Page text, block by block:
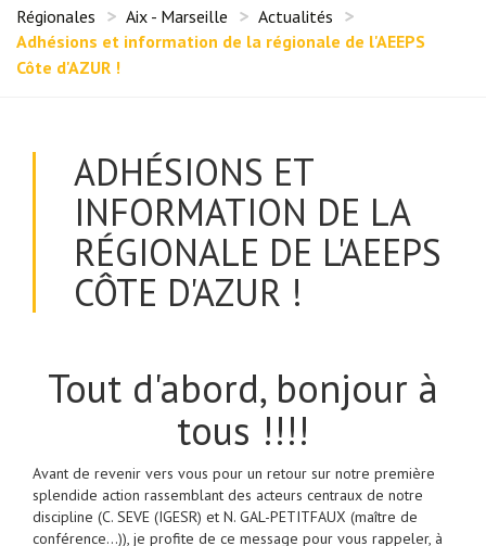
Régionales Aix - Marseille
Actualités
Adhésions et information de la régionale de l'AEEPS
Côte d'AZUR !
ADHÉSIONS ET
INFORMATION DE LA
RÉGIONALE DE L'AEEPS
CÔTE D'AZUR !
Tout d'abord, bonjour à
tous !!!!
Avant de revenir vers vous pour un retour sur notre première
splendide action rassemblant des acteurs centraux de notre
discipline (C. SEVE (IGESR) et N. GAL-PETITFAUX (maître de
conférence...)), je profite de ce message pour vous rappeler, à